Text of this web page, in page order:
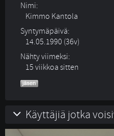
Nimi:
Kimmo Kantola
Syntymäpäivä:
14.05.1990 (36v)
Nähty viimeksi:
15 viikkoa sitten
Käyttäjiä jotka